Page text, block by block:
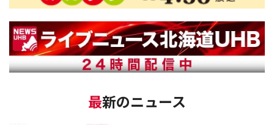
最新のニュース